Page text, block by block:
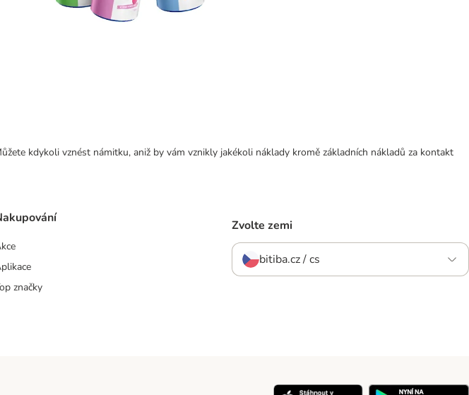
kdykoli vznést námitku, aniž by vám vznikly jakékoli náklady kromě základních nákladů za kontakt
značky
Zvolte zemi
bitiba.cz / cs